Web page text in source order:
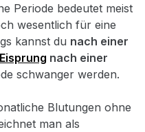
Periode bedeutet meist
wesentlich für eine
kannst du nach einer
Eisprung nach einer
schwanger werden.
Blutungen ohne
man als